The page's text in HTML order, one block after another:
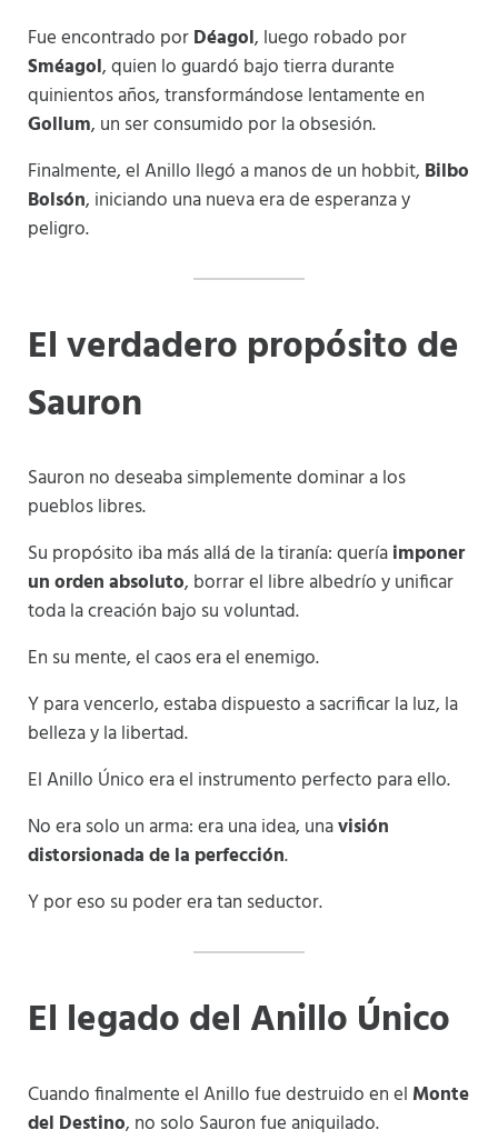
Fue encontrado porDéagol, luego robado por
Sméagol, quien lo guardó bajo tierra durante
quinientos años, transformándose lentamente en
Gollum, un ser consumido por la obsesión.
Finalmente, el Anillo llegó a manos de un hobbit, Bilbo
Bolsón, iniciando una nueva era de esperanza y
peligro.
El verdadero propósito de
Sauron
Sauron no deseaba simplemente dominar a los
pueblos libres.
Su propósito iba más allá de la tiranía: queríaimponer
un orden absoluto, borrar el libre albedrío y unificar
toda la creación bajo su voluntad.
En su mente, el caos era el enemigo.
Y para vencerlo, estaba dispuesto a sacrificar la luz, la
belleza y la libertad.
El Anillo Único era el instrumento perfecto para ello.
No era solo un arma: era una idea, unavisión
distorsionada de la perfección.
Y por eso su poder era tan seductor.
El legado del Anillo Único
Cuando finalmente el Anillo fue destruido en el Monte
del Destino, no solo Sauron fue aniquilado.